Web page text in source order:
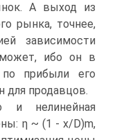
А выход из
рынка, точнее,
зависимости
ибо он в
прибыли его
для продавцов.
и нелинейная
η ~ (1 - x/D)m,